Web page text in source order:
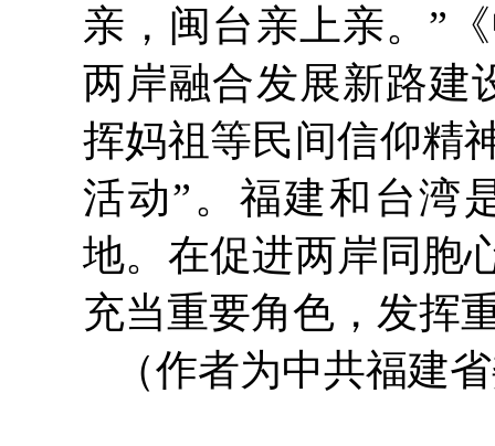
亲，闽台亲上亲。”
两岸融合发展新路建
挥妈祖等民间信仰精
活动”。福建和台湾
地。在促进两岸同胞
充当重要角色，发挥
（作者为中共福建